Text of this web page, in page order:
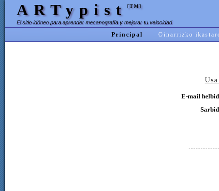
ARTypist [TM]
El sitio idóneo para aprender mecanografía y mejorar tu velocidad
Principal Oinarrizko
E-mail